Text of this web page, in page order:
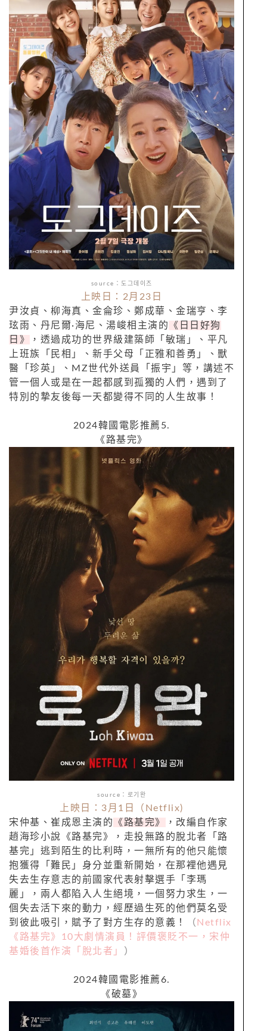
source：도그데이즈
上映日：2月23日
尹汝貞、柳海真、金侖珍、鄭成華、金瑞亨、李
玹雨、丹尼爾·海尼、湯峻相主演的
《日日好狗
日》
，透過成功的世界級建築師「敏瑞」、平凡
上班族「民相」、新手父母「正雅和善勇」、獸
醫「珍英」、MZ世代外送員「振宇」等，講述不
管一個人或是在一起都感到孤獨的人們，遇到了
特別的摯友後每一天都變得不同的人生故事！
2024韓國電影推薦5.
《路基完》
source：로기완
上映日：3月1日（Netflix)
宋仲基、崔成恩主演的
《路基完》
，改編自作家
趙海珍小說《路基完》，走投無路的脫北者「路
基完」逃到陌生的比利時，一無所有的他只能懷
抱獲得「難民」身分並重新開始，在那裡他遇見
失去生存意志的前國家代表射擊選手「李瑪
麗」，兩人都陷入人生絕境，一個努力求生，一
個失去活下來的動力，經歷過生死的他們莫名受
到彼此吸引，賦予了對方生存的意義！
（ Netflix
《路基完》10大劇情演員！評價褒貶不一，宋仲
基婚後首作演「脫北者」
）
2024韓國電影推薦6.
《破墓》